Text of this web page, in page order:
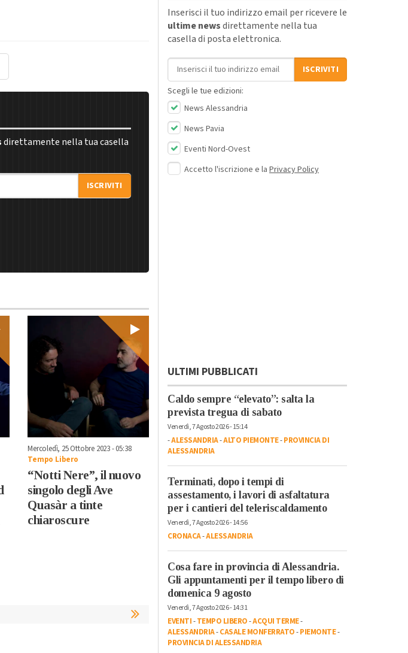
direttamente nella tua casella
ISCRIVITI
Mercoledì, 25 Ottobre 2023 - 05:38
Tempo Libero
“Notti Nere”, il nuovo
singolo degli Ave
Quasàr a tinte
chiaroscure
Lunedì, 23 Ottobre 2023 - 07:37
“Cursa di caraté” a
Rivarone: all’ultima
curva vince il rione
Castello
Venerdì, 20 Ottobre 2023 - 17:58
A Torino dal 22
contemporanea
protagonista con
Inserisci il tuo indirizzo email per ricevere le
ultime newsdirettamente nella tua
casella di posta elettronica.
Indirizzo email
ISCRIVITI
Scegli le tue edizioni:
News Alessandria
News Pavia
Eventi Nord-Ovest
Accetto l'iscrizione e la Privacy Policy
ULTIMI PUBBLICATI
Caldo sempre “elevato”: salta la
prevista tregua di sabato
Venerdì, 7 Agosto 2026 - 15:14
-ALESSANDRIA-ALTO PIEMONTE-PROVINCIA DI
ALESSANDRIA
Terminati, dopo i tempi di
assestamento, i lavori di asfaltatura
per i cantieri del teleriscaldamento
Venerdì, 7 Agosto 2026 - 14:56
CRONACA-ALESSANDRIA
Cosa fare in provincia di Alessandria.
Gli appuntamenti per il tempo libero di
domenica 9 agosto
Venerdì, 7 Agosto 2026 - 14:31
EVENTI-TEMPO LIBERO-ACQUI TERME-
ALESSANDRIA-CASALE MONFERRATO-PIEMONTE-
PROVINCIA DI ALESSANDRIA